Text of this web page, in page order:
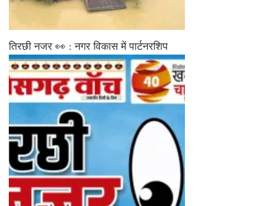
तिरछी नजर 👀 : नगर विकास में पार्टनरशिप